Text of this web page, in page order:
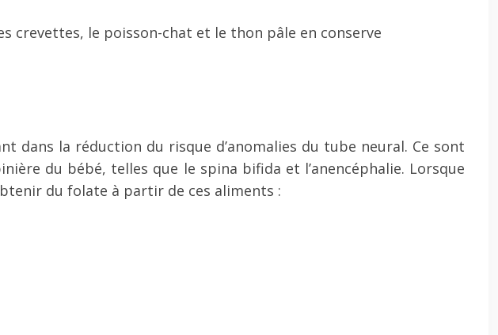
crevettes, le poisson-chat et le thon pâle en conserve
dans la réduction du risque d’anomalies du tube neural. Ce sont
du bébé, telles que le spina bifida et l’anencéphalie. Lorsque
du folate à partir de ces aliments :